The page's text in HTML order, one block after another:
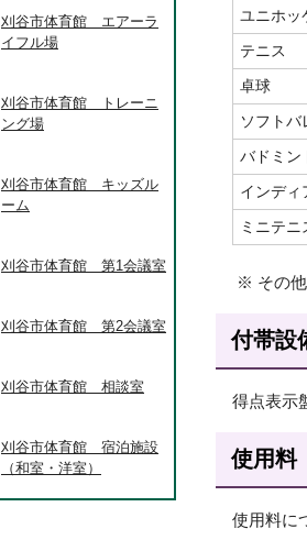
ユニホッ
テニス
卓球
ソフトバ
バドミン
インディ
ミニテニ
※ その他
付帯設
得点表示
使用料
使用料に
刈谷市体育館 エアーラ
イフル場
刈谷市体育館 トレーニ
ング場
刈谷市体育館 キッズル
ーム
刈谷市体育館 第1会議室
刈谷市体育館 第2会議室
刈谷市体育館 相談室
刈谷市体育館 宿泊施設
（和室・洋室）